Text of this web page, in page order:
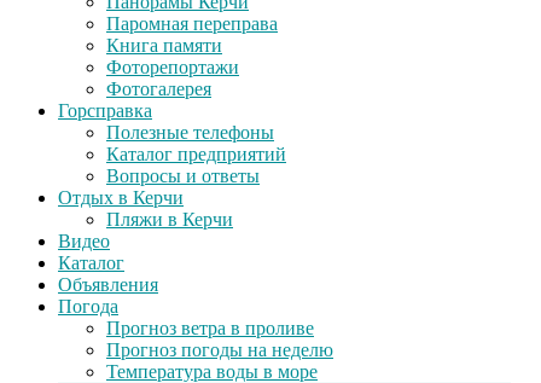
Паромная переправа
Книга памяти
Фоторепортажи
Фотогалерея
Горсправка
Полезные телефоны
Каталог предприятий
Вопросы и ответы
Отдых в Керчи
Пляжи в Керчи
Видео
Каталог
Объявления
Погода
Прогноз ветра в проливе
Прогноз погоды на неделю
Температура воды в море